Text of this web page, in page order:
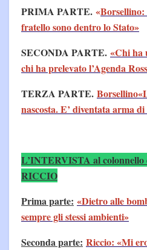
PRIMA PARTE. «Borsellino:
fratello sono dentro lo Stato»
SECONDA PARTE. «Chi ha
chi ha prelevato l’Agenda
TERZA PARTE.
nascosta. E’ diventata arma
L’INTERVISTA al
RICCIO
Prima parte: «Dietro alle
sempre gli stessi ambienti»
Seconda parte: Riccio: «Mi